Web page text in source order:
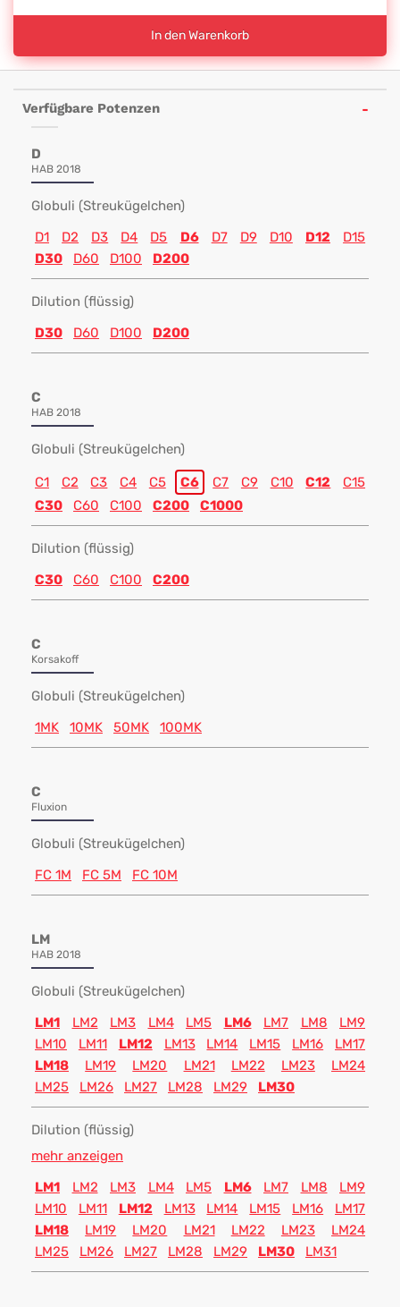
In den Warenkorb
Verfügbare Potenzen
D
HAB 2018
Globuli (Streukügelchen)
D1
D2 D3 D4 D5 D6 D7 D9 D10 D12
D15
D30
D60 D100 D200
Dilution (flüssig)
D30
D60 D100 D200
C
HAB 2018
Globuli (Streukügelchen)
C1 C2 C3 C4 C5 C6 C7 C9 C10 C12
C15
C30
C60 C100 C200 C1000
Dilution (flüssig)
C30
C60 C100 C200
C
Korsakoff
Globuli (Streukügelchen)
1MK
10MK 50MK 100MK
C
Fluxion
Globuli (Streukügelchen)
FC 1M
FC 5M FC 10M
LM
HAB 2018
Globuli (Streukügelchen)
LM1
LM2 LM3 LM4 LM5 LM6 LM7 LM8
LM9
LM10
LM11 LM12 LM13 LM14 LM15 LM16
LM17
LM18
LM19 LM20 LM21 LM22 LM23
LM24
LM25
LM26 LM27 LM28 LM29 LM30
Dilution (flüssig)
mehr anzeigen
LM1
LM2 LM3 LM4 LM5 LM6 LM7 LM8
LM9
LM10
LM11 LM12 LM13 LM14 LM15 LM16
LM17
LM18
LM19 LM20 LM21 LM22 LM23
LM24
LM25
LM26 LM27 LM28 LM29 LM30 LM31